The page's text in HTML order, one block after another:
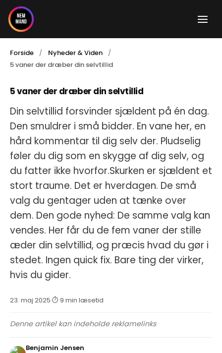
Gå
indholdet
Forside
Nyheder & Viden
5 vaner der dræber din selvtillid
5 vaner der dræber din selvtillid
Din selvtillid forsvinder sjældent på én dag.
Den smuldrer i små bidder. En vane her, en
hård kommentar til dig selv der. Pludselig
føler du dig som en skygge af dig selv, og
du fatter ikke hvorfor.Skurken er sjældent et
stort traume. Det er hverdagen. De små
valg du gentager uden at tænke over
dem. Den gode nyhed: De samme valg kan
vendes. Her får du de fem vaner der stille
æder din selvtillid, og præcis hvad du gør i
stedet. Ingen quick fix. Bare ting der virker,
hvis du gider.
23. maj 2025·⏱ 9 min læsetid·
Denne artikel kan indeholde reklamelinks
Benjamin Jensen